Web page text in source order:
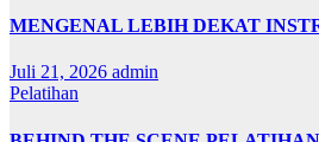
MENGENAL LEBIH DEKAT
Juli 21, 2026 admin
Pelatihan